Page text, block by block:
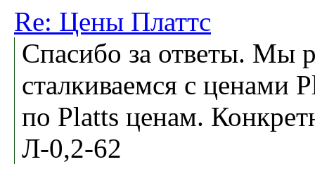
Re: Цены Платтс
Спасибо за ответы. Мы
сталкиваемся с ценами
по Platts ценам.
Л-0,2-62